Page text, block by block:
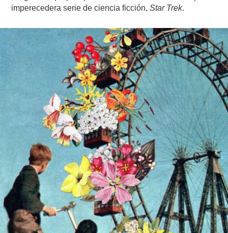
imperecedera serie de ciencia ficción,Star Trek.